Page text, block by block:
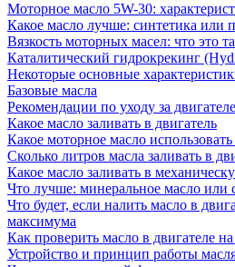
Моторное масло 5W-30:
Какое масло лучше: синтетика или
Вязкость моторных масел: что это
Каталитический гидрокрекинг
Некоторые основные
Базовые масла
Рекомендации по уходу за
Какое масло заливать в двигатель
Какое моторное масло
Сколько литров масла заливать в
Какое масло заливать в
Что лучше: минеральное масло или
Что будет, если налить масло в
максимума
Как проверить масло в двигателе
Устройство и принцип работы